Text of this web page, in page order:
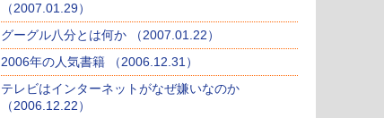
（2007.01.29）
グーグル八分とは何か （2007.01.22）
2006年の人気書籍 （2006.12.31）
テレビはインターネットがなぜ嫌いなのか
（2006.12.22）